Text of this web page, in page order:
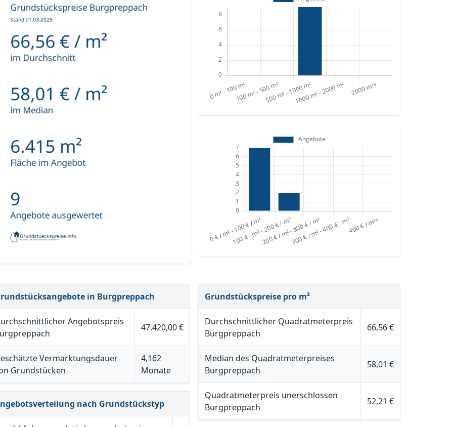
in Burgpreppach
Angebotspreis
47.420,00 €
Vermarktungsdauer
Grundstücken
4,162
Monate
nach Grundstückstyp
Grundstückspreise pro m²
Durchschnittlicher Quadratmeterpreis
Burgpreppach
66,56 €
Median des Quadratmeterpreises
Burgpreppach
58,01 €
Quadratmeterpreis unerschlossen
Burgpreppach
52,21 €